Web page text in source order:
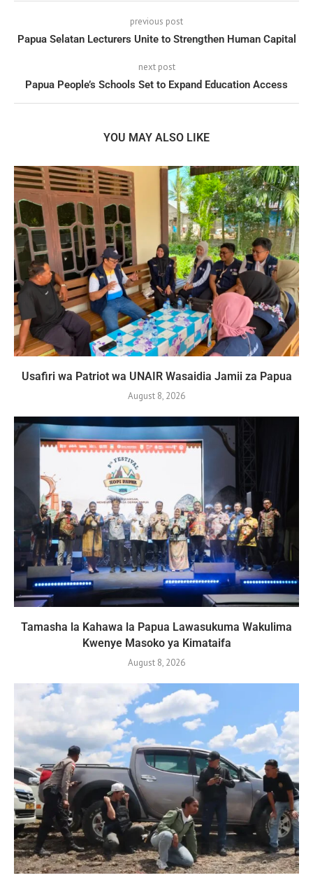
previous post
Papua Selatan Lecturers Unite to Strengthen Human Capital
next post
Papua People’s Schools Set to Expand Education Access
YOU MAY ALSO LIKE
Usafiri wa Patriot wa UNAIR Wasaidia Jamii za Papua
August 8, 2026
Tamasha la Kahawa la Papua Lawasukuma Wakulima
Kwenye Masoko ya Kimataifa
August 8, 2026